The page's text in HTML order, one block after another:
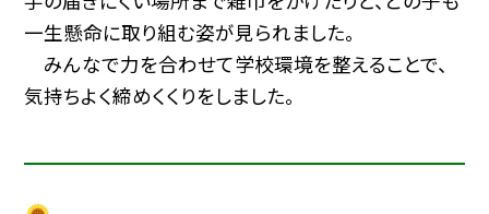
一生懸命に取り組む姿が見られました。
みんなで力を合わせて学校環境を整えることで、
気持ちよく締めくくりをしました。